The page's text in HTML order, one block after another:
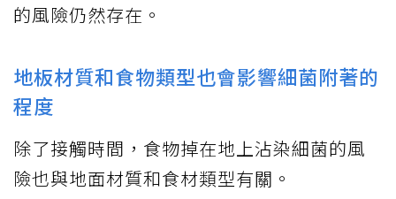
的風險仍然存在。
地板材質和食物類型也會影響細菌附著的
程度
除了接觸時間，食物掉在地上沾染細菌的風
險也與地面材質和食材類型有關。